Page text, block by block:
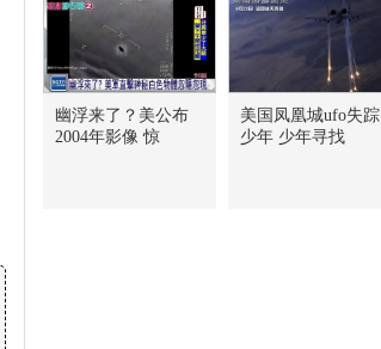
幽浮来了？美公布
2004年影像 惊
美国凤凰城ufo失踪
少年 少年寻找